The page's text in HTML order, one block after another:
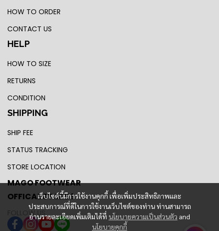
เว็บไซต์นี้มีการใช้งานคุกกี้ เพื่อเพิ่มประสิทธิภาพและ
ประสบการณ์ที่ดีในการใช้งานเว็บไซต์ของท่าน ท่านสามารถ
อ่านรายละเอียดเพิ่มเติมได้ที่ นโยบายความเป็นส่วนตัว and
นโยบายคุกกี้
HOW TO ORDER
CONTACT US
HELP
HOW TO SIZE
RETURNS
CONDITION
SHIPPING
SHIP FEE
STATUS TRACKING
STORE LOCATION
MAGO FOOTWEAR
OFFICAL STORE !
FOLLOW US